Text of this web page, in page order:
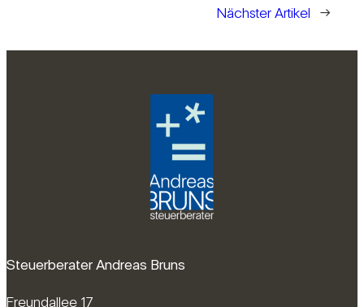
Nächster Artikel
→
Steuerberater Andreas Bruns
Freundallee 17